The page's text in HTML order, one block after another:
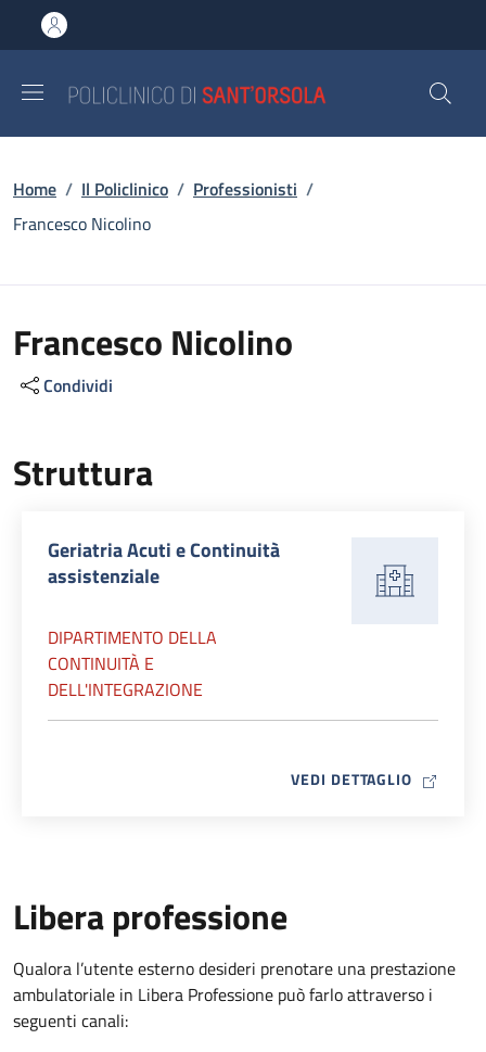
al contenuto principale
to footer content
Briciole di pane
Home / Il Policlinico / Professionisti /
Francesco Nicolino
Francesco Nicolino
Condividi
Struttura
Geriatria Acuti e Continuità
assistenziale
DIPARTIMENTO DELLA
CONTINUITÀ E
DELL'INTEGRAZIONE
VEDI DETTAGLIO MAP ICON
Libera professione
Qualora l’utente esterno desideri prenotare una prestazione
ambulatoriale in Libera Professione può farlo attraverso i
seguenti canali: